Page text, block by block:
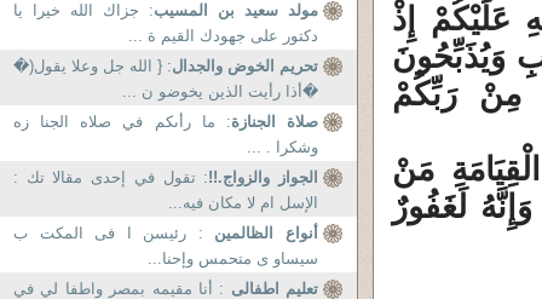
عَلَيْكُمْ إِذْ
وَيُذَبِّحُونَ
مِنْ رَبِّكُمْ
مَنْ
لَغَفُورٌ
مولد سعيد بن المسيب: جزاك الله خيرا يا
دكتور على جهودك القيم ة ...
تحريم الخوض والجدال: { الله جل وعلا يقول(�
�أذا رأيت الذين يخوضو ن ...
صلاة الجنازة: ما رأىكم في صلاه الجنا زه
وشكرا . ...
الجواز والزواج.!!: تقول في إحدى مقالا تك :
الإسل ام لا مكان فيه...
أنواع الظالمين : رئيسن ا فى المكت ب
سيساو ى متحمس وإحنا...
تعليم اطفالى : أنا مقيمه بمصر واطفا لي في